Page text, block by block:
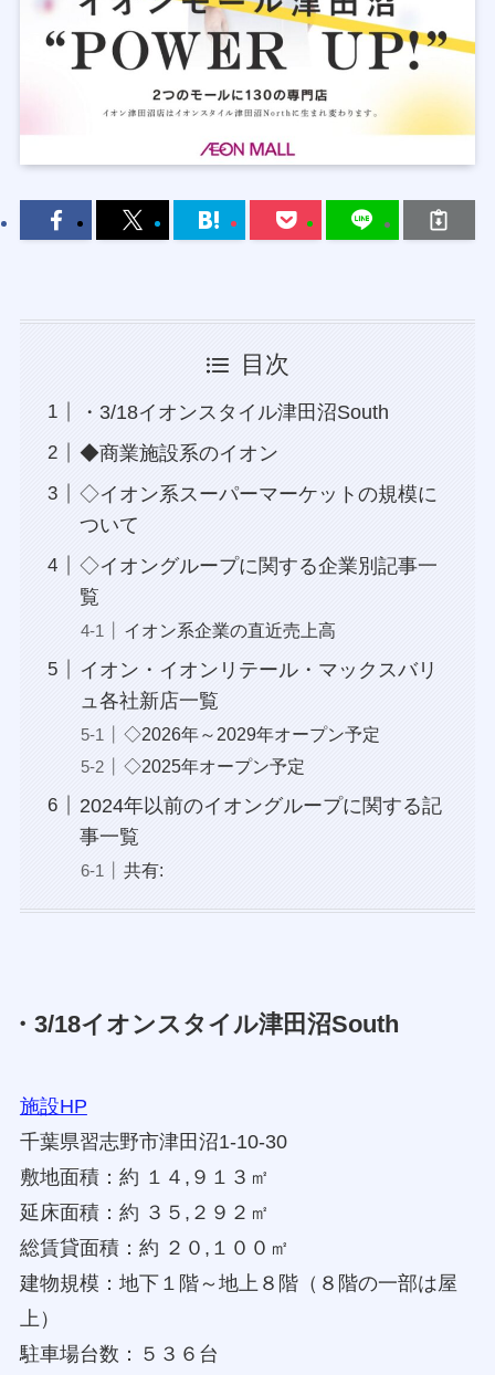
目次
・3/18イオンスタイル津田沼South
◆商業施設系のイオン
◇イオン系スーパーマーケットの規模に
ついて
◇イオングループに関する企業別記事一
覧
イオン系企業の直近売上高
イオン・イオンリテール・マックスバリ
ュ各社新店一覧
◇2026年～2029年オープン予定
◇2025年オープン予定
2024年以前のイオングループに関する記
事一覧
共有:
・3/18イオンスタイル津田沼South
施設HP
千葉県習志野市津田沼1-10-30
敷地面積：約 １４,９１３㎡
延床面積：約 ３５,２９２㎡
総賃貸面積：約 ２０,１００㎡
建物規模：地下１階～地上８階（８階の一部は屋
上）
駐車場台数：５３６台